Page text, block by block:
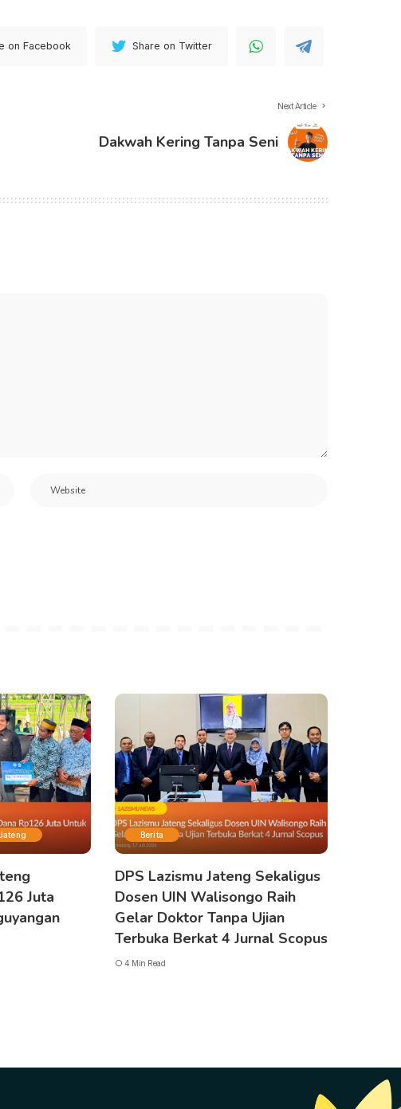
on Facebook Share on Twitter
Next Article
Dakwah Kering Tanpa Seni
Juta
Berita
DPS Lazismu Jateng Sekaligus
Dosen UIN Walisongo Raih
Gelar Doktor Tanpa Ujian
Terbuka Berkat 4 Jurnal Scopus
4 Min Read